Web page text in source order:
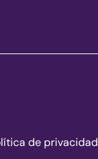
de privacidad